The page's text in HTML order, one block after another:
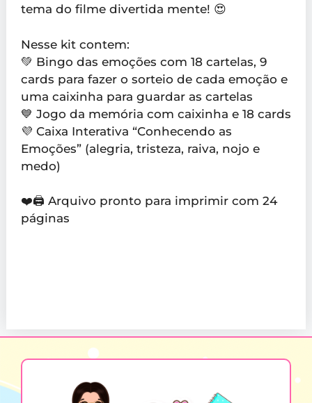
tema do filme divertida mente! 😍
Nesse kit contem:
💚 Bingo das emoções com 18 cartelas, 9
cards para fazer o sorteio de cada emoção e
uma caixinha para guardar as cartelas
💙 Jogo da memória com caixinha e 18 cards
💜 Caixa Interativa “Conhecendo as
Emoções” (alegria, tristeza, raiva, nojo e
medo)
❤️🖨️ Arquivo pronto para imprimir com 24
páginas